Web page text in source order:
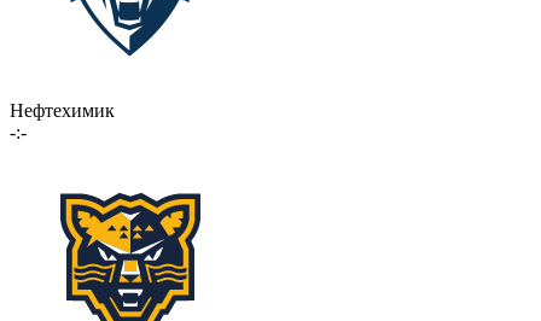
Нефтехимик
-:-